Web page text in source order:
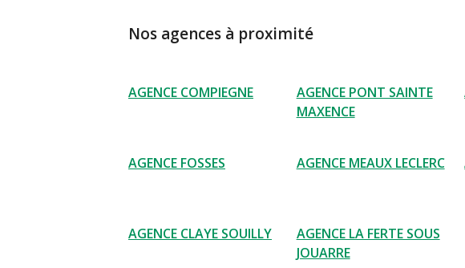
Nos agences à proximité
AGENCE COMPIEGNE
AGENCE PONT SAINTE
MAXENCE
AGENCE FOSSES AGENCE MEAUX LECLERC
AGENCE CLAYE SOUILLY
AGENCE LA FERTE SOUS
JOUARRE